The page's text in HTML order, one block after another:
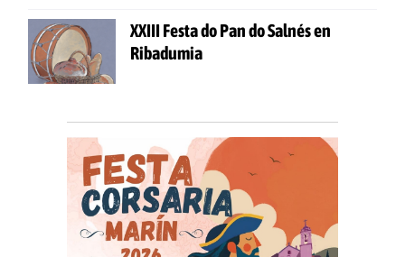
XXIII Festa do Pan do Salnés en
Ribadumia